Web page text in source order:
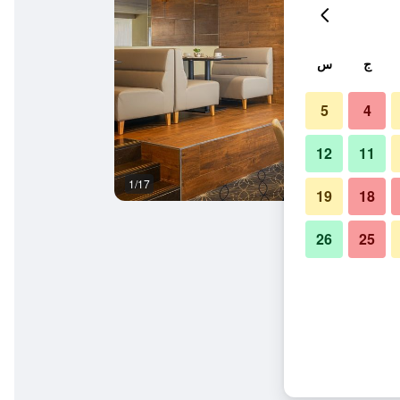
1/17
ج س
4
5
11
12
18
19
25
26